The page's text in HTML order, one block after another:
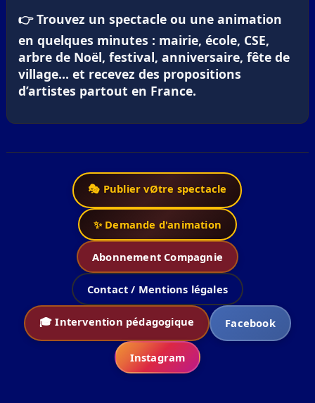
👉 Trouvez un spectacle ou une animation
en quelques minutes : mairie, école, CSE,
arbre de Noël, festival, anniversaire, fête de
village… et recevez des propositions
d’artistes partout en France.
🎭 Publier vØtre spectacle
✨ Demande d'animation
Abonnement Compagnie
Contact / Mentions légales
🎓 Intervention pédagogique Facebook
Instagram